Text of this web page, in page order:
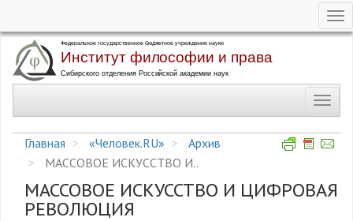
Перейти
основному
Главная
«Человек.RU»
Архив
МАССОВОЕ ИСКУССТВО И..
МАССОВОЕ ИСКУССТВО И ЦИФРОВАЯ
РЕВОЛЮЦИЯ